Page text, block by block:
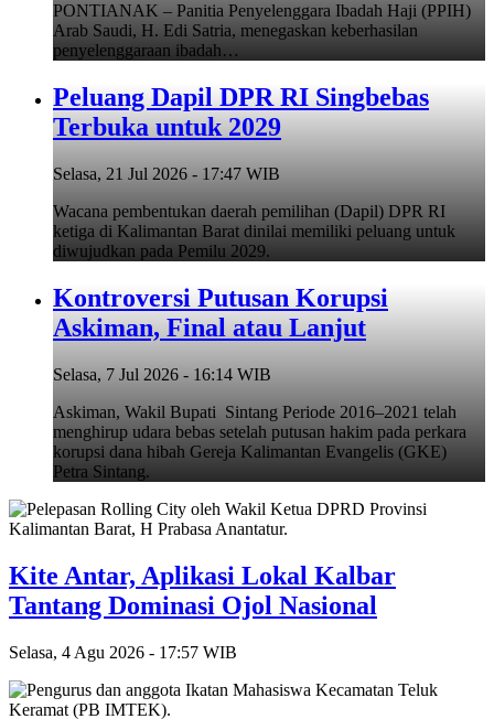
PONTIANAK – Panitia Penyelenggara Ibadah Haji (PPIH)
Arab Saudi, H. Edi Satria, menegaskan keberhasilan
penyelenggaraan ibadah…
Peluang Dapil DPR RI Singbebas
Terbuka untuk 2029
Selasa, 21 Jul 2026 - 17:47 WIB
Wacana pembentukan daerah pemilihan (Dapil) DPR RI
ketiga di Kalimantan Barat dinilai memiliki peluang untuk
diwujudkan pada Pemilu 2029.
Kontroversi Putusan Korupsi
Askiman, Final atau Lanjut
Selasa, 7 Jul 2026 - 16:14 WIB
Askiman, Wakil Bupati Sintang Periode 2016–2021 telah
menghirup udara bebas setelah putusan hakim pada perkara
korupsi dana hibah Gereja Kalimantan Evangelis (GKE)
Petra Sintang.
Kite Antar, Aplikasi Lokal Kalbar
Tantang Dominasi Ojol Nasional
Selasa, 4 Agu 2026 - 17:57 WIB